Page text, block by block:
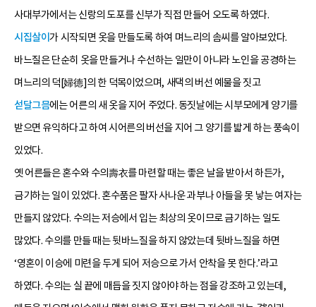
사대부가에서는 신랑의 도포를 신부가 직접 만들어 오도록 하였다.
시집살이가 시작되면 옷을 만들도록 하여 며느리의 솜씨를 알아보았다.
바느질은 단순히 옷을 만들거나 수선하는 일만이 아니라 노인을 공경하는
며느리의 덕[婦德]의 한 덕목이었으며, 새댁의 버선 예물을 짓고
섣달그믐에는 어른의 새 옷을 지어 주었다. 동짓날에는 시부모에게 양기를
받으면 유익하다고 하여 시어른의 버선을 지어 그 양기를 밟게 하는 풍속이
있었다.
옛 어른들은 혼수와 수의壽衣를 마련할 때는 좋은 날을 받아서 하든가,
금기하는 일이 있었다. 혼수품은 팔자 사나운 과부나 아들을 못 낳는 여자는
만들지 않았다. 수의는 저승에서 입는 최상의 옷이므로 금기하는 일도
많았다. 수의를 만들 때는 뒷바느질을 하지 않았는데 뒷바느질을 하면
‘영혼이 이승에 미련을 두게 되어 저승으로 가서 안착을 못 한다.’라고
하였다. 수의는 실 끝에 매듭을 짓지 않아야 하는 점을 강조하고 있는데,